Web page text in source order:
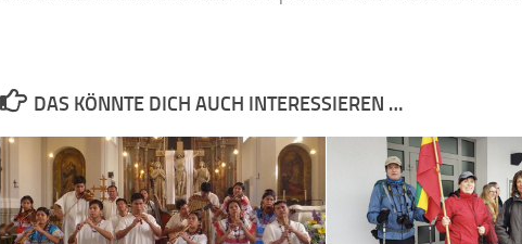
DAS KÖNNTE DICH AUCH INTERESSIEREN …